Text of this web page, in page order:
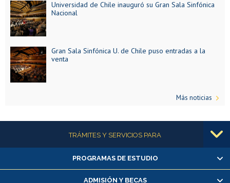
Universidad de Chile inauguró su Gran Sala Sinfónica
Nacional
Gran Sala Sinfónica U. de Chile puso entradas a la
venta
Más noticias
Más informaciónTRÁMITES Y SERVICIOS PARA
Alumnas/os y exalumnas/os
Matrícula en línea
PROGRAMAS DE ESTUDIO
ADMISIÓN Y BECAS